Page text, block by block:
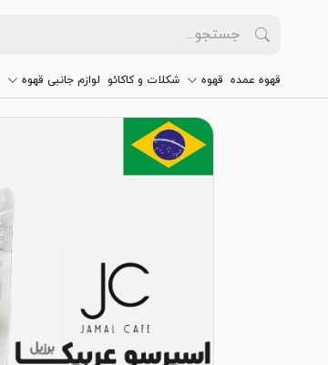
قهوه عمده قهوه شکلات و کاکائو لوازم جانبی قهوه